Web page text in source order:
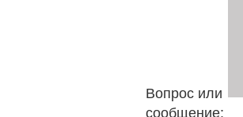
Вопрос или
сообщение: